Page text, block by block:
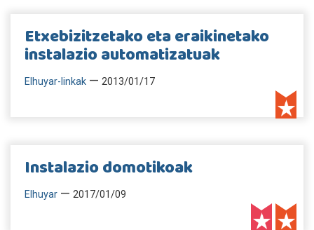
Etxebizitzetako eta eraikinetako
instalazio automatizatuak
Elhuyar-linkak — 2013/01/17
Instalazio domotikoak
Elhuyar — 2017/01/09